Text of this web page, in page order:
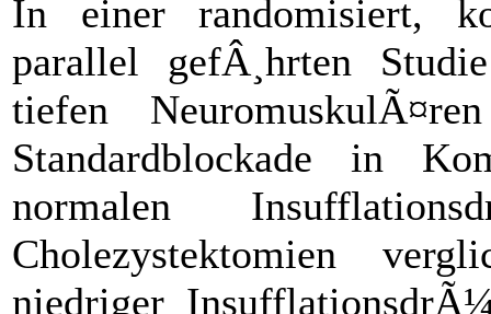
In einer randomisiert,
parallel gefÂ¸hrten
tiefen
Standardblockade in
normalen
Cholezystektomien
niedriger